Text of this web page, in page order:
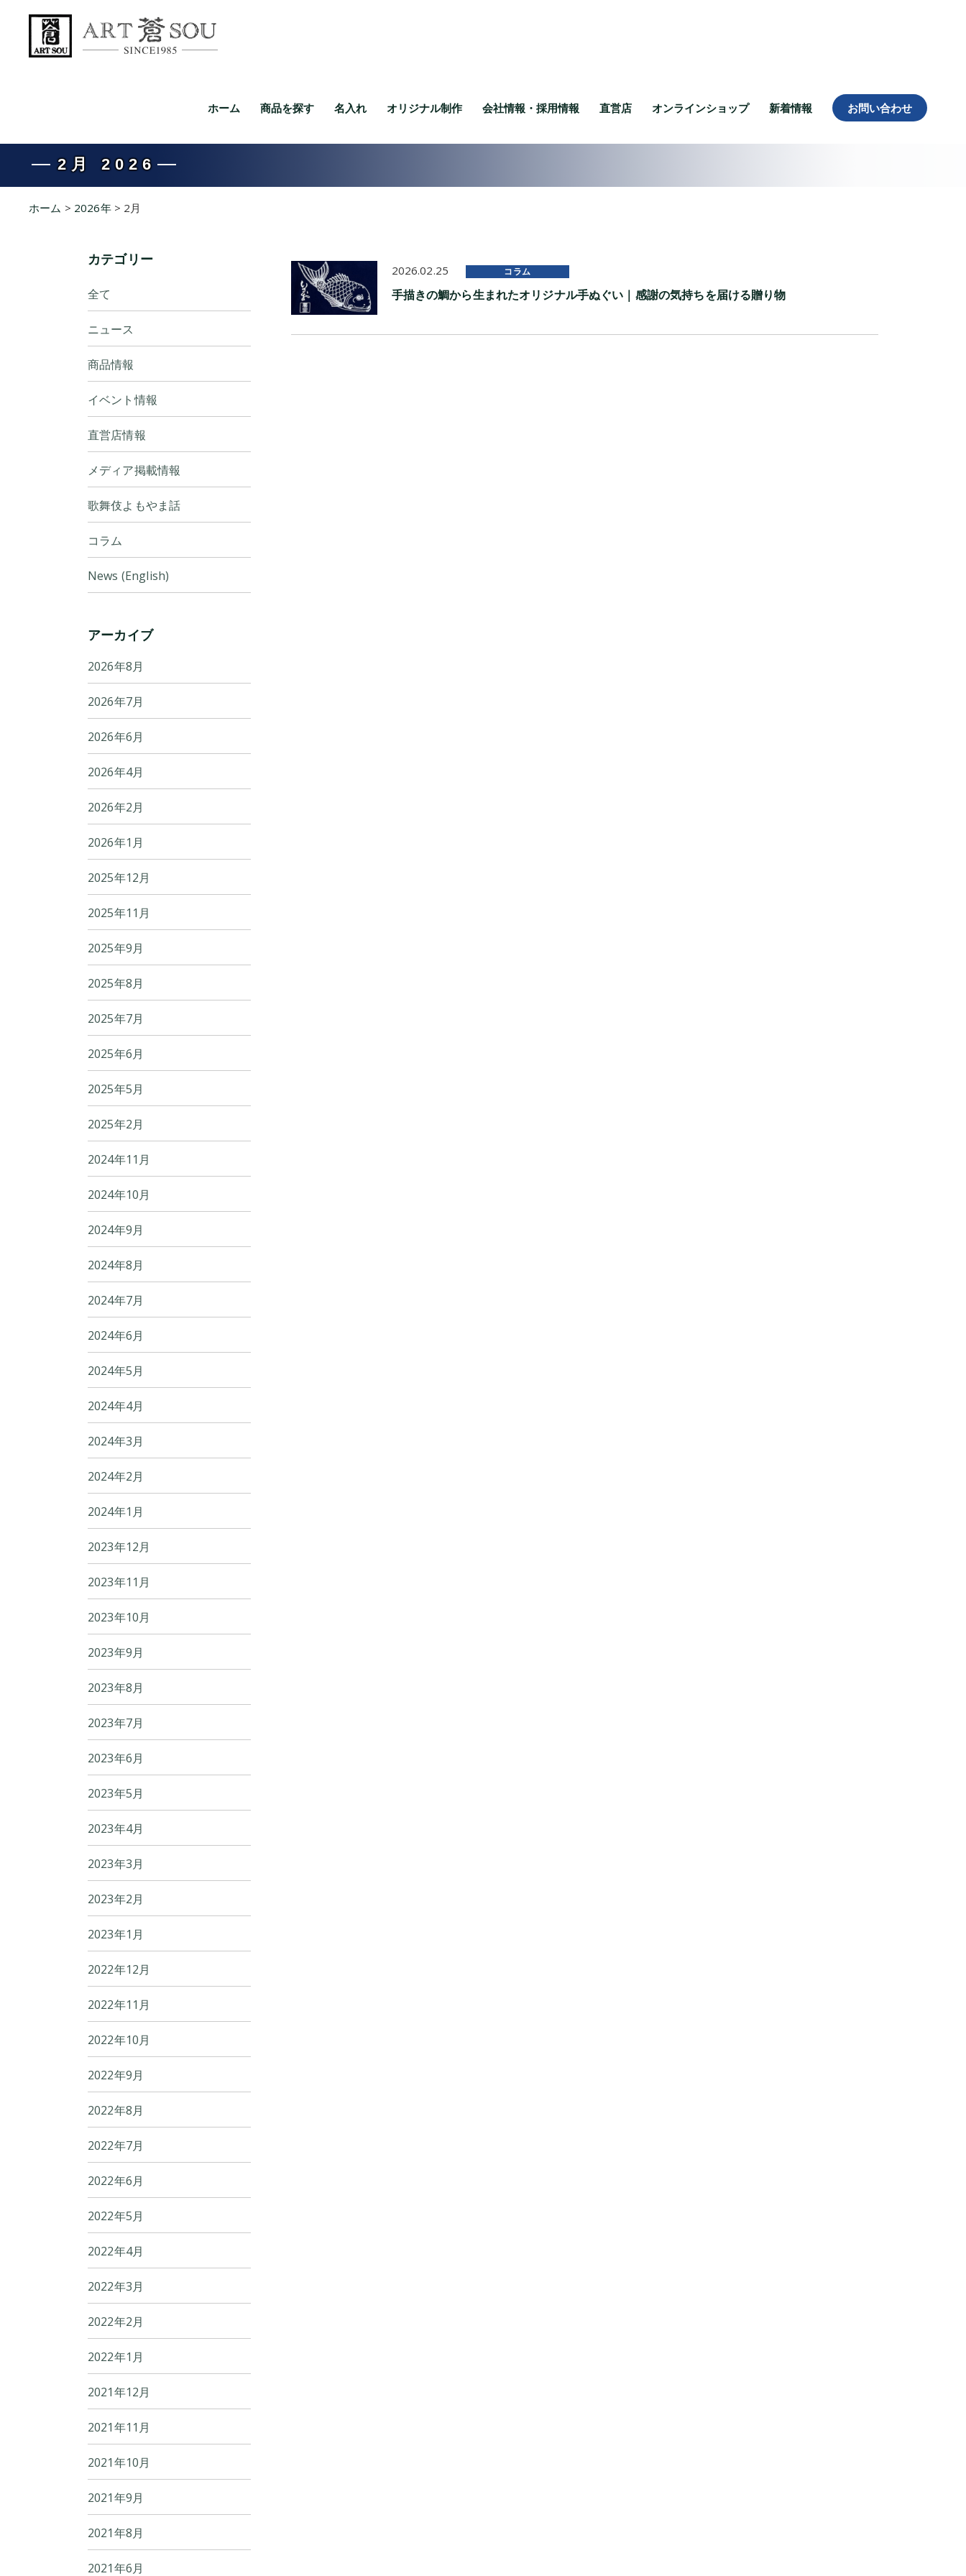
ホーム 商品を探す 名入れ オリジナル制作 会社情報・採用情報 直営店 オンラインショップ 新着情報 お問い合わせ
2月 2026
ホーム > 2026年> 2月
カテゴリー
全て
ニュース
商品情報
イベント情報
直営店情報
メディア掲載情報
歌舞伎よもやま話
コラム
News (English)
アーカイブ
2026年8月
2026年7月
2026年6月
2026年4月
2026年2月
2026年1月
2025年12月
2025年11月
2025年9月
2025年8月
2025年7月
2025年6月
2025年5月
2025年2月
2024年11月
2024年10月
2024年9月
2024年8月
2024年7月
2024年6月
2024年5月
2024年4月
2024年3月
2024年2月
2024年1月
2023年12月
2023年11月
2023年10月
2023年9月
2023年8月
2023年7月
2023年6月
2023年5月
2023年4月
2023年3月
2023年2月
2023年1月
2022年12月
2022年11月
2022年10月
2022年9月
2022年8月
2022年7月
2022年6月
2022年5月
2022年4月
2022年3月
2022年2月
2022年1月
2021年12月
2021年11月
2021年10月
2021年9月
2021年8月
2021年6月
2026.02.25 コラム
手描きの鯛から生まれたオリジナル手ぬぐい｜感謝の気持ちを届ける贈り物